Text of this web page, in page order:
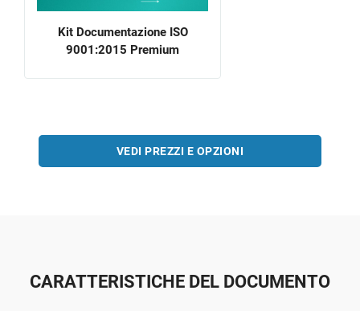
Kit Documentazione ISO
9001:2015 Premium
VEDI PREZZI E OPZIONI
CARATTERISTICHE DEL DOCUMENTO